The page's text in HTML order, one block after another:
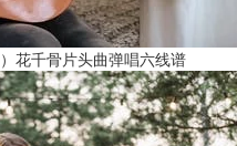
花千骨片头曲弹唱六线谱